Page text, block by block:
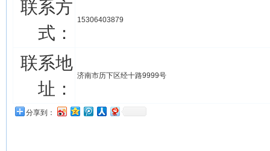
联系方
式：
15306403879
联系地
址：
济南市历下区经十路9999号
分享到：